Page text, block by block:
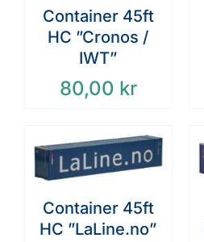
Container 45ft
HC ”Cronos /
IWT”
80,00 kr
Container 45ft
HC ”LaLine.no”